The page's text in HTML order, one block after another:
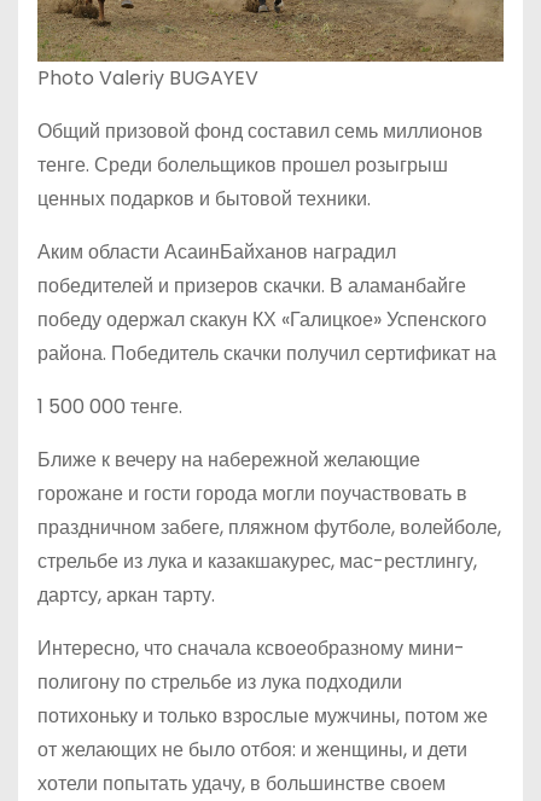
Photo Valeriy BUGAYEV
Общий призовой фонд составил семь миллионов
тенге. Среди болельщиков прошел розыгрыш
ценных подарков и бытовой техники.
Аким области АсаинБайханов наградил
победителей и призеров скачки. В аламанбайге
победу одержал скакун КХ «Галицкое» Успенского
района. Победитель скачки получил сертификат на
1 500 000 тенге.
Ближе к вечеру на набережной желающие
горожане и гости города могли поучаствовать в
праздничном забеге, пляжном футболе, волейболе,
стрельбе из лука и казакшакурес, мас-рестлингу,
дартсу, аркан тарту.
Интересно, что сначала ксвое­образному мини-
полигону по стрельбе из лука подходили
потихоньку и только взрослые мужчины, потом же
от желающих не было отбоя: и женщины, и дети
хотели попытать удачу, в большинстве своем